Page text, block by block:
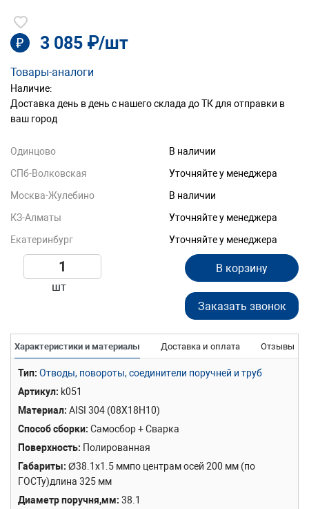
₽ 3 085 ₽/шт
Товары-аналоги
Наличие:
Доставка день в день с нашего склада до ТК для отправки в
ваш город
Одинцово
В наличии
СПб-Волковская
Уточняйте у менеджера
Москва-Жулебино
В наличии
КЗ-Алматы
Уточняйте у менеджера
Екатеринбург
Уточняйте у менеджера
шт
В корзину
Заказать звонок
Характеристики и материалы Доставка и оплата Отзывы
Тип Отводы, повороты, соединители поручней и труб
Артикул k051
Материал AISI 304 (08Х18Н10)
Способ сборки Самосбор + Сварка
Поверхность Полированная
Габариты Ø38.1х1.5 ммпо центрам осей 200 мм (по
ГОСТу)длина 325 мм
Диаметр поручня,мм 38.1